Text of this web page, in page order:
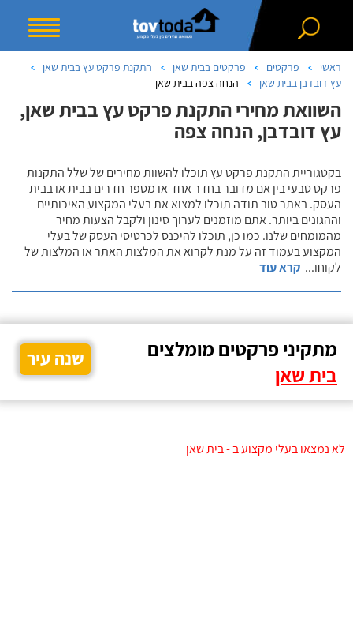
ראשי פרקטים פרקטים בבית שאן
התקנת פרקט עץ בבית שאן
עץ דובדבן בבית שאן
הנחה צפה בבית שאן
השוואת מחירי התקנת פרקט עץ בבית שאן,
עץ דובדבן, הנחה צפה
בקטגוריית התקנת פרקט עץ תוכלו להשוות מחירים של שלל התקנות
פרקט טבעי בין אם מדובר בחדר אחד או מספר חדרים בבית או בבית
העסק. באתר טוב תודה תוכלו למצוא את בעלי המקצוע האיכותיים
וההגונים ביותר. אתם מוזמנים לערוך סינון ולקבל הצעות מחיר
מהמומחים שלנו. כמו כן, תוכלו להיכנס לכרטיסי העסק של בעלי
המקצוע בעמוד זה על מנת לקרוא את המלצות האתר או המלצות של
לקוחו... קרא עוד
מתקיני פרקטים מומלצים
בית שאן
שנה עיר
לא נמצאו בעלי מקצוע ב - בית שאן